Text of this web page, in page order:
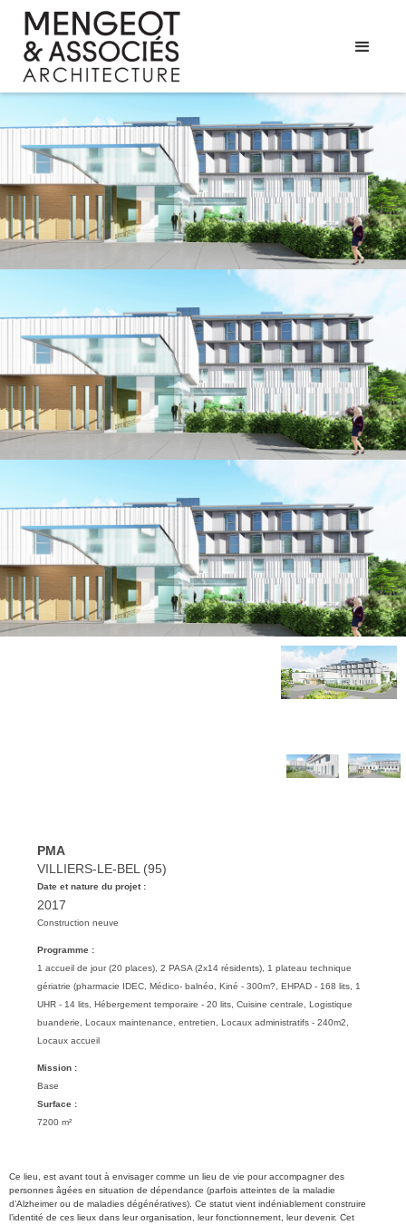
PMA
VILLIERS-LE-BEL (95)
Date et nature du projet :
2017
Construction neuve
Programme :
1 accueil de jour (20 places), 2 PASA (2x14 résidents), 1 plateau technique
gériatrie (pharmacie IDEC, Médico- balnéo, Kiné - 300m?, EHPAD - 168 lits, 1
UHR - 14 lits, Hébergement temporaire - 20 lits, Cuisine centrale, Logistique
buanderie, Locaux maintenance, entretien, Locaux administratifs - 240m2,
Locaux accueil
Mission :
Base
Surface :
7200 m²
Ce lieu, est avant tout à envisager comme un lieu de vie pour accompagner des
personnes âgées en situation de dépendance (parfois atteintes de la maladie
d’Alzheimer ou de maladies dégénératives). Ce statut vient indéniablement construire
l’identité de ces lieux dans leur organisation, leur fonctionnement, leur devenir. Cet